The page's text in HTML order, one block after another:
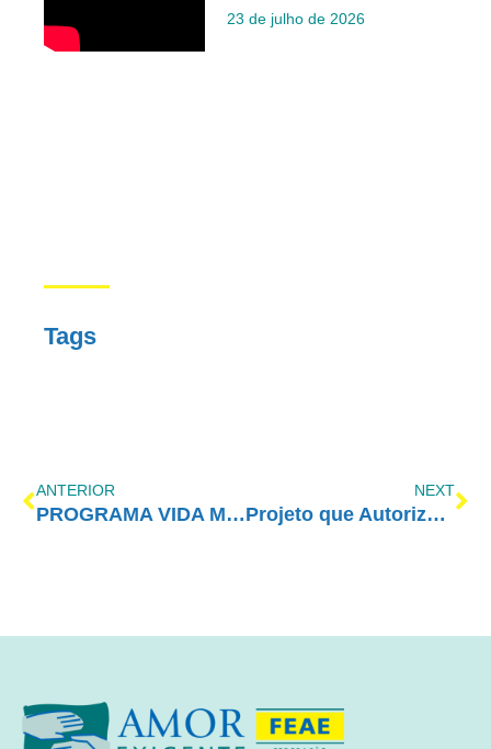
23 de julho de 2026
Tags
ANTERIOR
PROGRAMA VIDA MELHOR – REDEVIDA – 30/10/2017
NEXT
Projeto que Autoriza Porte e Uso Suficiente para Consumo de Drogas por Cinco Dias